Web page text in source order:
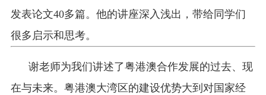
发表论文40多篇。他的讲座深入浅出，带给同学们
很多启示和思考。
谢老师为我们讲述了粤港澳合作发展的过去、现
在与未来。粤港澳大湾区的建设优势大到对国家经